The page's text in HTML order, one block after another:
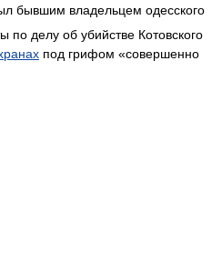
бывшим владельцем одесского
по делу об убийстве Котовского
под грифом «совершенно